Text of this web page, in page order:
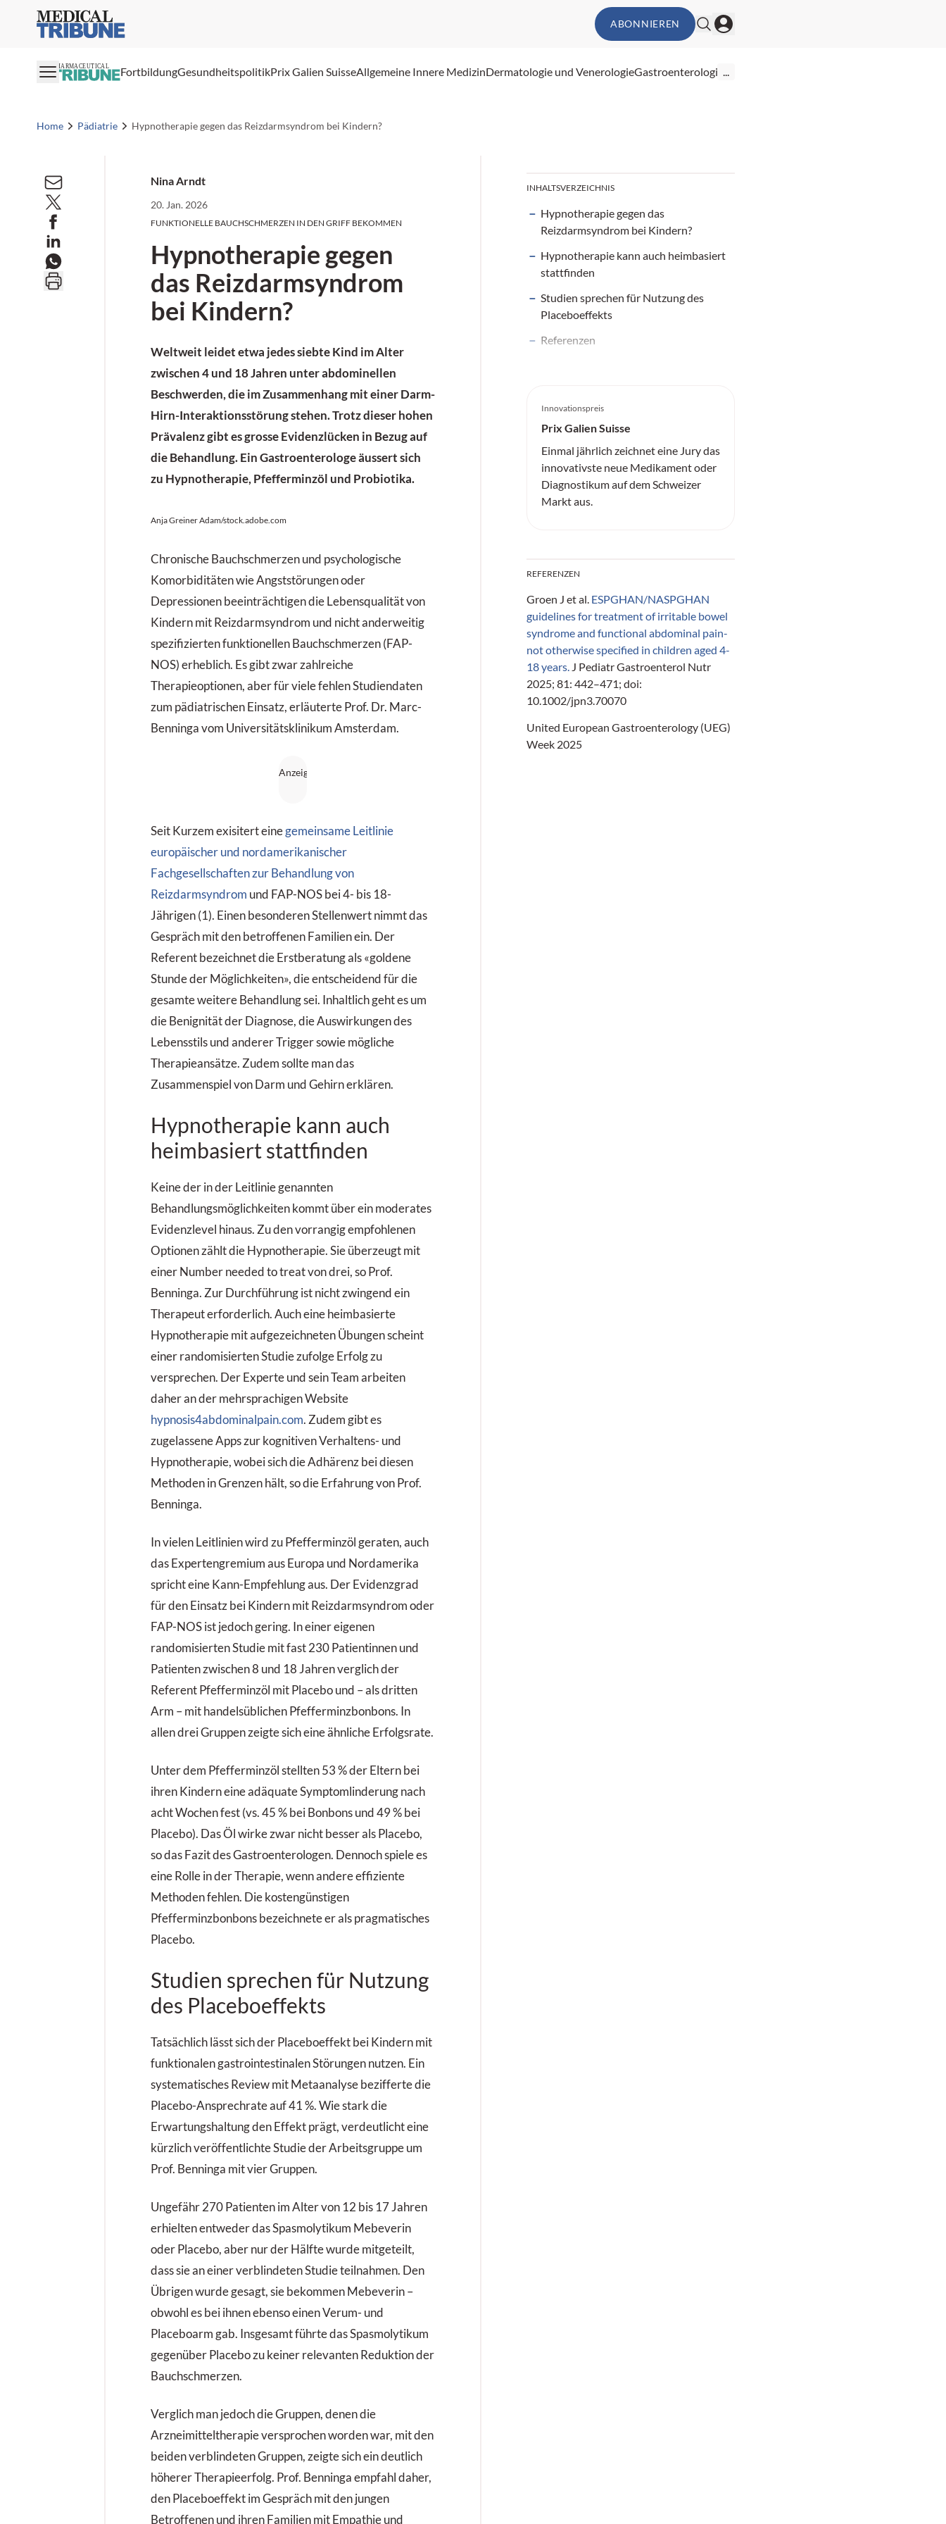
Medical Tribune ABONNIEREN
PHARMACEUTICAL FortbildungGesundheitspolitikPrix Galien SuisseAllgemeine Innere MedizinDermatologie und VenerologieGastroenterologie...
Home Pädiatrie Hypnotherapie gegen das Reizdarmsyndrom bei Kindern?
Nina Arndt
20. Jan. 2026
FUNKTIONELLE BAUCHSCHMERZEN IN DEN GRIFF BEKOMMEN
Hypnotherapie gegen
das Reizdarmsyndrom
bei Kindern?
Weltweit leidet etwa jedes siebte Kind im Alter
zwischen 4 und 18 Jahren unter abdominellen
Beschwerden, die im Zusammenhang mit einer Darm-
Hirn-Interaktionsstörung stehen. Trotz dieser hohen
Prävalenz gibt es grosse Evidenzlücken in Bezug auf
die Behandlung. Ein Gastroenterologe äussert sich
zu Hypnotherapie, Pfefferminzöl und Probiotika.
Anja Greiner Adam/stock.adobe.com
Chronische Bauchschmerzen und psychologische
Komorbiditäten wie Angststörungen oder
Depressionen beeinträchtigen die Lebensqualität von
Kindern mit Reizdarmsyndrom und nicht anderweitig
spezifizierten funktionellen Bauchschmerzen (FAP-
NOS) erheblich. Es gibt zwar zahlreiche
Therapieoptionen, aber für viele fehlen Studiendaten
zum pädiatrischen Einsatz, erläuterte Prof. Dr. Marc­
Benninga­ vom Universitätsklinikum Amsterdam.
Seit Kurzem exisitert eine gemeinsame Leitlinie
europäischer und nordamerikanischer
Fachgesellschaften zur Behandlung von
Reizdarmsyndrom und FAP-NOS bei 4- bis 18-
Jährigen (1). Einen besonderen Stellenwert nimmt das
Gespräch mit den betroffenen Familien ein. Der
Referent bezeichnet die Erstberatung als «goldene
Stunde der Möglichkeiten», die entscheidend für die
gesamte weitere Behandlung sei. Inhaltlich geht es um
die Benignität der Diagnose, die Auswirkungen des
Lebensstils und anderer Trigger sowie mögliche
Therapieansätze. Zudem sollte man das
Zusammenspiel von Darm und Gehirn erklären.
Hypnotherapie kann auch
heimbasiert stattfinden
Keine der in der Leitlinie genannten
Behandlungsmöglichkeiten kommt über ein moderates
Evidenzlevel hinaus. Zu den vorrangig empfohlenen
Optionen zählt die Hypnotherapie. Sie überzeugt mit
einer Number needed to treat von drei, so Prof.
Benninga. Zur Durchführung ist nicht zwingend ein
Therapeut erforderlich. Auch eine heimbasierte
Hypnotherapie mit aufgezeichneten Übungen scheint
einer randomisierten Studie zufolge Erfolg zu
versprechen. Der Experte und sein Team arbeiten
daher an der mehrsprachigen Website
hypnosis4abdominalpain.com. Zudem gibt es
zugelassene Apps zur kognitiven Verhaltens- und
Hypnotherapie, wobei sich die Adhärenz bei diesen
Methoden in Grenzen hält, so die Erfahrung von Prof.
Benninga.
In vielen Leitlinien wird zu Pfefferminzöl geraten, auch
das Expertengremium aus Europa und Nordamerika
spricht eine Kann-Empfehlung aus. Der Evidenzgrad
für den Einsatz bei Kindern mit Reizdarmsyndrom oder
FAP-NOS ist jedoch gering. In einer eigenen
randomisierten Studie mit fast 230 Patientinnen und
Patienten zwischen 8 und 18 Jahren verglich der
Referent Pfefferminzöl mit Placebo und – als dritten
Arm – mit handelsüblichen Pfefferminzbonbons. In
allen drei Gruppen zeigte sich eine ähnliche Erfolgsrate.
Unter dem Pfefferminzöl stellten 53 % der Eltern bei
ihren Kindern eine adäquate Symptomlinderung nach
acht Wochen fest (vs. 45 % bei Bonbons und 49 % bei
Placebo). Das Öl wirke zwar nicht besser als Placebo,
so das Fazit des Gastroenterologen. Dennoch spiele es
eine Rolle in der Therapie, wenn andere effiziente
Methoden fehlen. Die kostengünstigen
Pfefferminzbonbons bezeichnete er als pragmatisches
Placebo.
Studien sprechen für Nutzung
des Placeboeffekts
Tatsächlich lässt sich der Placeboeffekt bei Kindern mit
funktionalen gastrointestinalen Störungen nutzen. Ein
systematisches Review mit Metaanalyse bezifferte die
Placebo-Ansprechrate auf 41 %. Wie stark die
Erwartungshaltung den Effekt prägt, verdeutlicht eine
kürzlich veröffentlichte Studie der Arbeitsgruppe um
Prof. Benninga mit vier Gruppen.
Ungefähr 270 Patienten im Alter von 12 bis 17 Jahren
erhielten entweder das Spasmolytikum Mebeverin
oder Placebo, aber nur der Hälfte wurde mitgeteilt,
dass sie an einer verblindeten Studie teilnahmen. Den
Übrigen wurde gesagt, sie bekommen Mebeverin –
obwohl es bei ihnen ebenso einen Verum- und
Placeboarm gab. Insgesamt führte das Spasmolytikum
gegenüber Placebo zu keiner relevanten Reduktion der
Bauchschmerzen.
Verglich man jedoch die Gruppen, denen die
Arzneimitteltherapie versprochen worden war, mit den
beiden verblindeten Gruppen, zeigte sich ein deutlich
höherer Therapieerfolg. Prof. Benninga empfahl daher,
den Placeboeffekt im Gespräch mit den jungen
Betroffenen und ihren Familien mit Empathie und
INHALTSVERZEICHNIS
Hypnotherapie gegen das
Reizdarmsyndrom bei Kindern?
Hypnotherapie kann auch heimbasiert
stattfinden
Studien sprechen für Nutzung des
Placeboeffekts
Referenzen
Innovationspreis
Prix Galien Suisse
Einmal jährlich zeichnet eine Jury das
innovativste neue Medikament oder
Diagnostikum auf dem Schweizer
Markt aus.
REFERENZEN
Groen J et al. ESPGHAN/NASPGHAN
guidelines for treatment of irritable bowel
syndrome and functional abdominal pain-
not otherwise specified in children aged 4-
18 years. J Pediatr Gastroenterol Nutr
2025; 81: 442–471; doi:
10.1002/jpn3.70070
United European Gastroenterology (UEG)
Week 2025